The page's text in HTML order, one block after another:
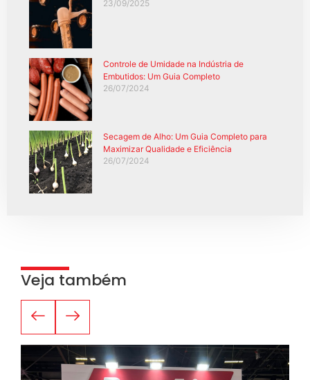
23/09/2025
Controle de Umidade na Indústria de
Embutidos: Um Guia Completo
26/07/2024
Secagem de Alho: Um Guia Completo para
Maximizar Qualidade e Eficiência
26/07/2024
Veja também